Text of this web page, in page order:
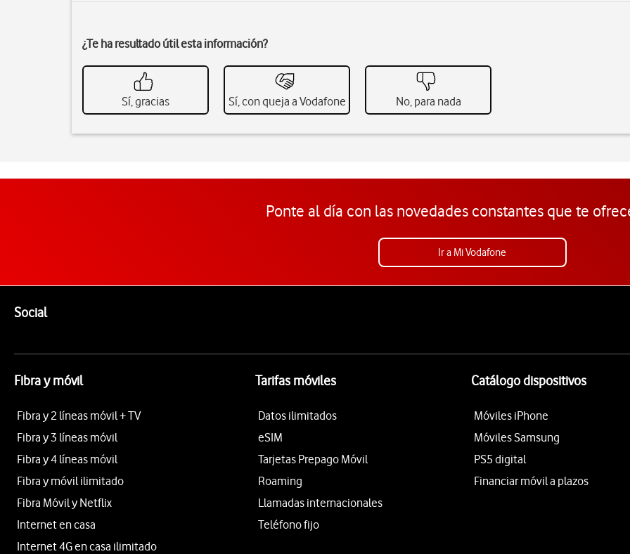
¿Te ha resultado útil esta información?
Sí, gracias Sí, con queja a Vodafone No, para nada
Ponte al día con las novedades constantes que te
Ir a Mi Vodafone
SocialEnlaces a las redes sociales de Vodafone
Fibra y móvil
Fibra y 2 líneas móvil + TV
Fibra y 3 líneas móvil
Fibra y 4 líneas móvil
Fibra y móvil ilimitado
Fibra Móvil y Netflix
Internet en casa
Internet 4G en casa ilimitado
Tarifas móviles
Datos ilimitados
eSIM
Tarjetas Prepago Móvil
Roaming
Llamadas internacionales
Teléfono fijo
Catálogo dispositivos
Móviles iPhone
Móviles Samsung
PS5 digital
Financiar móvil a plazos